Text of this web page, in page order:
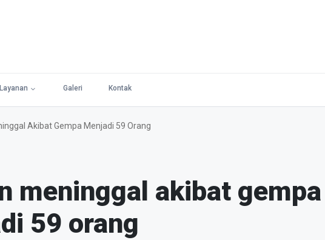
Layanan Galeri Kontak
Akibat Gempa Menjadi 59 Orang
meninggal akibat gempa
59 orang